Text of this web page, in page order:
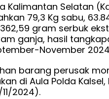
Kalimantan Selatan
79,3 Kg sabu,
gram serbuk
ganja, hasil
November 2024
barang perusak
di Aula Polda
2024).